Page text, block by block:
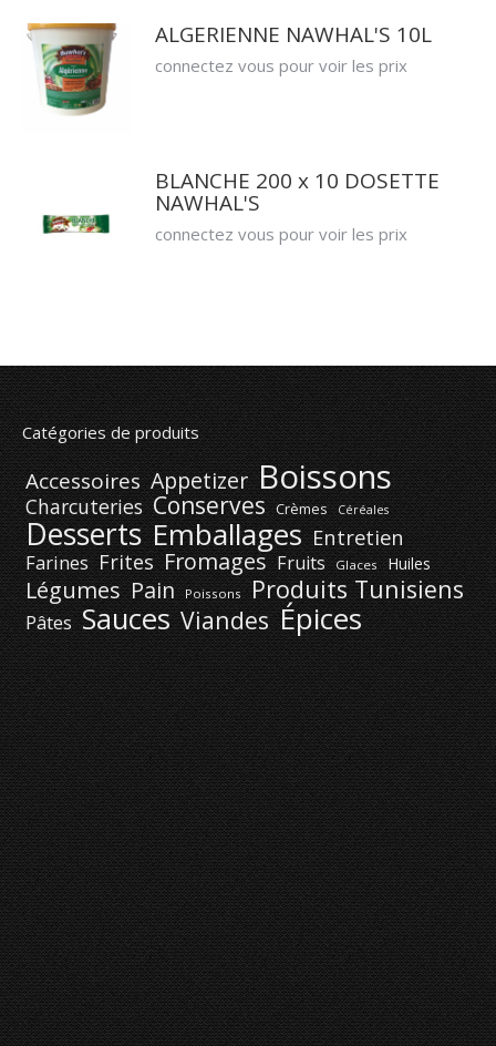
ALGERIENNE NAWHAL'S 10L
connectez vous pour voir les prix
BLANCHE 200 x 10 DOSETTE
NAWHAL'S
connectez vous pour voir les prix
Catégories de produits
Accessoires Appetizer Boissons
Charcuteries Conserves Crèmes Céréales
Desserts Emballages Entretien
Farines Frites Fromages Fruits Glaces Huiles
Légumes Pain Poissons Produits Tunisiens
Pâtes Sauces Viandes Épices